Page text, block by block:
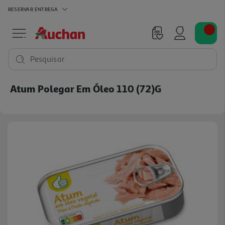
RESERVAR ENTREGA
Pesquisar
Atum Polegar Em Óleo 110 (72)g